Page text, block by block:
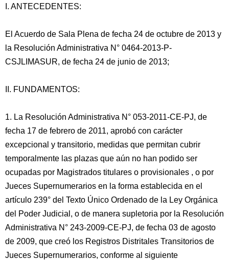
I. ANTECEDENTES:
El Acuerdo de Sala Plena de fecha 24 de octubre de 2013 y
la Resolución Administrativa N° 0464-2013-P-
CSJLIMASUR, de fecha 24 de junio de 2013;
II. FUNDAMENTOS:
1. La Resolución Administrativa N° 053-2011-CE-PJ, de
fecha 17 de febrero de 2011, aprobó con carácter
excepcional y transitorio, medidas que permitan cubrir
temporalmente las plazas que aún no han podido ser
ocupadas por Magistrados titulares o provisionales , o por
Jueces Supernumerarios en la forma establecida en el
artículo 239° del Texto Único Ordenado de la Ley Orgánica
del Poder Judicial, o de manera supletoria por la Resolución
Administrativa N° 243-2009-CE-PJ, de fecha 03 de agosto
de 2009, que creó los Registros Distritales Transitorios de
Jueces Supernumerarios, conforme al siguiente